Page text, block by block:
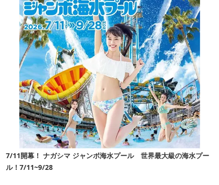
7/11開幕！ ナガシマ ジャンボ海水プール 世界最大級の海水プー
ル！7/11~9/28